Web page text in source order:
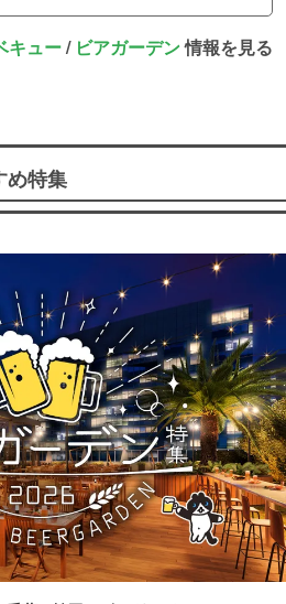
キュー/ ビアガーデン情報を見る
め特集